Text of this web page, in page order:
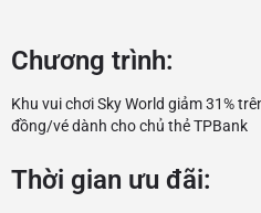
Chương trình:
Khu vui chơi Sky World giảm 31%
đồng/vé dành cho chủ thẻ TPBank
Thời gian ưu đãi: